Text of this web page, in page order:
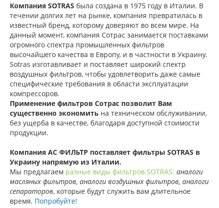
Компания SOTRAS была создана в 1975 году в Италии. В
течении долгих лет на рынке, компания превратилась в
известный бренд, которому доверяют во всем мире. На
данный момент, компания Сотрас занимается поставками
огромного спектра промышленных фильтров
высочайшего качества в Европу, и в частности в Украину.
Sotras изготавливает и поставляет широкий спектр
воздушных фильтров, чтобы удовлетворить даже самые
специфические требования в области эксплуатации
компрессоров.
Применение фильтров Сотрас позволит Вам
существенно экономить на техническом обслуживании,
без ущерба в качестве, благодаря доступной стоимости
продукции.
Компания АС ФИЛЬТР поставляет фильтры SOTRAS в
Украину напрямую из Италии.
Мы предлагаем разные виды фильтров SOTRAS: аналоги
масляных фильтров, аналоги воздушных фильтров, аналоги
сепараторов, которые будут служить вам длительное
время. Попробуйте!